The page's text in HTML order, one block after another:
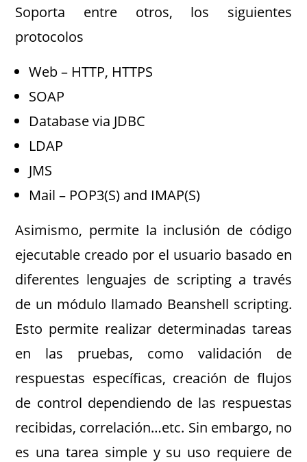
Soporta entre otros, los siguientes
protocolos
Web – HTTP, HTTPS
SOAP
Database via JDBC
LDAP
JMS
Mail – POP3(S) and IMAP(S)
Asimismo, permite la inclusión de código
ejecutable creado por el usuario basado en
diferentes lenguajes de scripting a través
de un módulo llamado Beanshell scripting.
Esto permite realizar determinadas tareas
en las pruebas, como validación de
respuestas específicas, creación de flujos
de control dependiendo de las respuestas
recibidas, correlación…etc. Sin embargo, no
es una tarea simple y su uso requiere de